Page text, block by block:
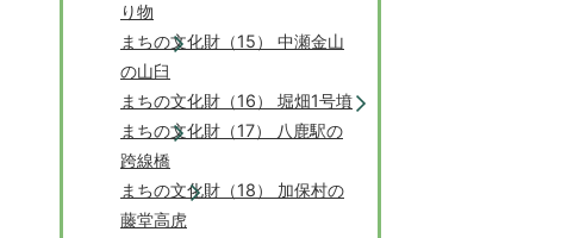
り物
まちの文化財（15） 中瀬金山
の山臼
まちの文化財（16） 堀畑1号墳
まちの文化財（17） 八鹿駅の
跨線橋
まちの文化財（18） 加保村の
藤堂高虎